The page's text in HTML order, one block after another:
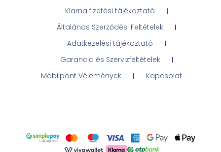
Klarna fizetési tájékoztató
Általános Szerződési Feltételek
Adatkezelési tájékoztató
Garancia és Szervizfeltételek
Mobilpont Vélemények
Kapcsolat